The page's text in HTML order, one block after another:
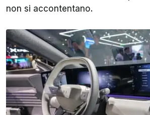
non si accontentano.